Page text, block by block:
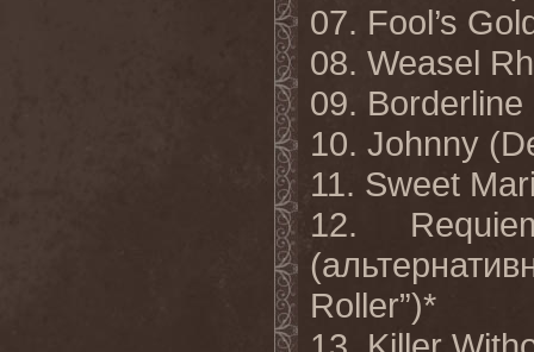
07. Fool’s
08. Weasel
09.
10. Johnny
11. Sweet
12.
Roller”)*